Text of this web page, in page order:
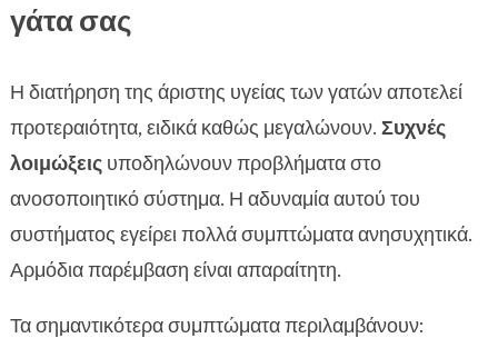
γάτα σας
Η διατήρηση της άριστης υγείας των γατών αποτελεί
προτεραιότητα, ειδικά καθώς μεγαλώνουν. Συχνές
λοιμώξειςυποδηλώνουν προβλήματα στο
ανοσοποιητικό σύστημα. Η αδυναμία αυτού του
συστήματος εγείρει πολλά συμπτώματα ανησυχητικά.
Αρμόδια παρέμβαση είναι απαραίτητη.
Τα σημαντικότερα συμπτώματα περιλαμβάνουν: